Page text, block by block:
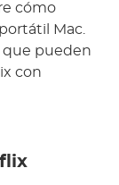
cómo
Mac.
que pueden
con